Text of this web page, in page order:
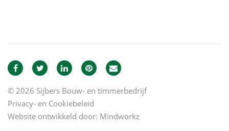
© 2026 Sijbers Bouw- en timmerbedrijf
Privacy- en Cookiebeleid
Website ontwikkeld door: Mindworkz